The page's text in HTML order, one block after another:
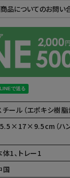
商品についてのお問い
チール（エポキシ樹脂
（ハン
体1、トレー1
国